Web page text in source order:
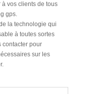
vos clients de tous
gps.
la technologie qui
à toutes sortes
contacter pour
sur les